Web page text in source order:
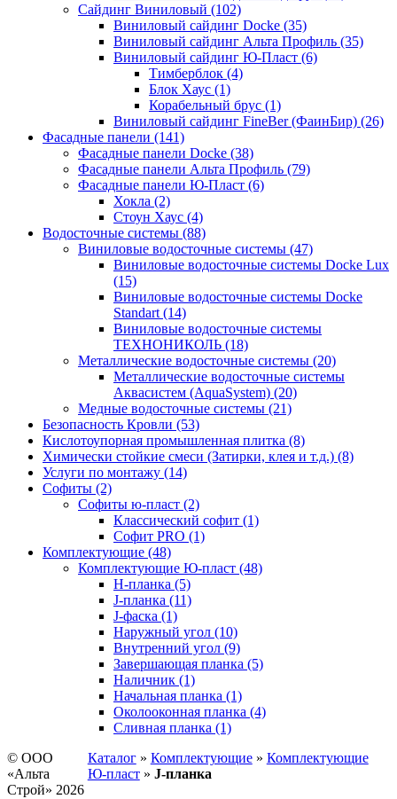
Сайдинг Виниловый (102)
Виниловый сайдинг Docke (35)
Виниловый сайдинг Альта Профиль (35)
Виниловый сайдинг Ю-Пласт (6)
Тимберблок (4)
Блок Хаус (1)
Корабельный брус (1)
Виниловый сайдинг FineBer (ФаинБир) (26)
Фасадные панели (141)
Фасадные панели Docke (38)
Фасадные панели Альта Профиль (79)
Фасадные панели Ю-Пласт (6)
Хокла (2)
Стоун Хаус (4)
Водосточные системы (88)
Виниловые водосточные системы (47)
Виниловые водосточные системы Docke Lux
(15)
Виниловые водосточные системы Docke
Standart (14)
Виниловые водосточные системы
ТЕХНОНИКОЛЬ (18)
Металлические водосточные системы (20)
Металлические водосточные системы
Аквасистем (AquaSystem) (20)
Медные водосточные системы (21)
Безопасность Кровли (53)
Кислотоупорная промышленная плитка (8)
Химически стойкие смеси (Затирки, клея и т.д.) (8)
Услуги по монтажу (14)
Софиты (2)
Софиты ю-пласт (2)
Классический софит (1)
Софит PRO (1)
Комплектующие (48)
Комплектующие Ю-пласт (48)
H-планка (5)
J-планка (11)
J-фаска (1)
Наружный угол (10)
Внутренний угол (9)
Завершающая планка (5)
Наличник (1)
Начальная планка (1)
Околооконная планка (4)
Сливная планка (1)
Каталог» Комплектующие» Комплектующие
Ю-пласт» J-планка
© ООО
«Альта
Строй» 2026